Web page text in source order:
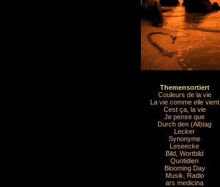
Themensortiert
Couleurs de la vie
La vie comme elle vient
Cest ça, la vie
Je pense que
Durch den (All)tag
Lecker
Synonyme
Leseecke
Bild, Wortbild
Quotidien
Blooming Day
Musik, Radio
ars medicina